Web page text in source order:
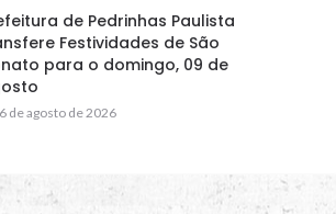
de Pedrinhas Paulista
Festividades de São
para o domingo, 09 de
6 de agosto de 2026